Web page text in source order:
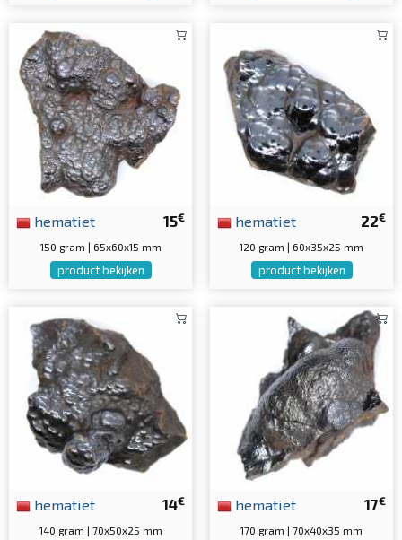
15€
hematiet
150 gram | 65x60x15 mm
product bekijken
22€
hematiet
120 gram | 60x35x25 mm
product bekijken
14€
hematiet
140 gram | 70x50x25 mm
17€
hematiet
170 gram | 70x40x35 mm